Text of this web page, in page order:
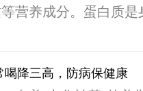
营养成分。蛋白质
降三高，防病保健康